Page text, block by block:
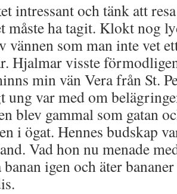
intressant och tänk att
måste ha tagit. Klokt nog
vännen som man inte vet
Hjalmar visste
min vän Vera från St.
var med om
blev gammal som gatan
i ögat. Hennes budskap
Vad hon nu menade
igen och äter